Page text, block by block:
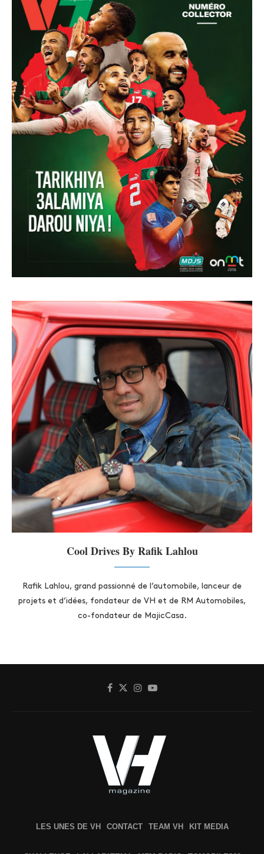
Cool Drives By Rafik Lahlou
Rafik Lahlou, grand passionné de l’automobile, lanceur de
projets et d’idées, fondateur de VH et de RM Automobiles,
co-fondateur de MajicCasa.
LES UNES DE VH CONTACT TEAM VH KIT MEDIA